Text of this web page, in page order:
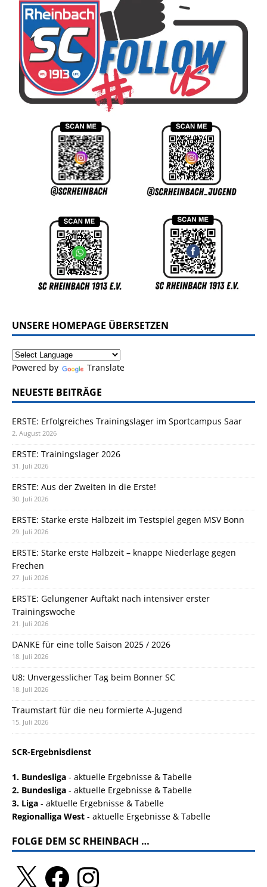
UNSERE HOMEPAGE ÜBERSETZEN
Powered by Translate
NEUESTE BEITRÄGE
ERSTE: Erfolgreiches Trainingslager im Sportcampus Saar
2. August 2026
ERSTE: Trainingslager 2026
31. Juli 2026
ERSTE: Aus der Zweiten in die Erste!
30. Juli 2026
ERSTE: Starke erste Halbzeit im Testspiel gegen MSV Bonn
29. Juli 2026
ERSTE: Starke erste Halbzeit – knappe Niederlage gegen
Frechen
27. Juli 2026
ERSTE: Gelungener Auftakt nach intensiver erster
Trainingswoche
21. Juli 2026
DANKE für eine tolle Saison 2025 / 2026
18. Juli 2026
U8: Unvergesslicher Tag beim Bonner SC
18. Juli 2026
Traumstart für die neu formierte A-Jugend
15. Juli 2026
SCR-Ergebnisdienst
1. Bundesliga - aktuelle Ergebnisse & Tabelle
2. Bundesliga - aktuelle Ergebnisse & Tabelle
3. Liga - aktuelle Ergebnisse & Tabelle
Regionalliga West - aktuelle Ergebnisse & Tabelle
FOLGE DEM SC RHEINBACH …